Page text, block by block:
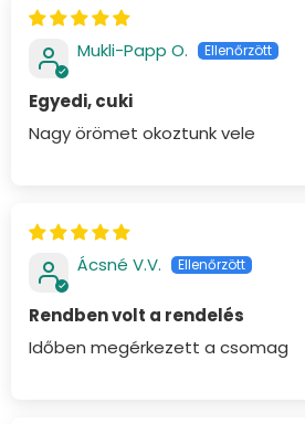
Mukli-Papp O.
Egyedi, cuki
Nagy örömet okoztunk vele
Ácsné V.V.
Rendben volt a rendelés
Időben megérkezett a csomag